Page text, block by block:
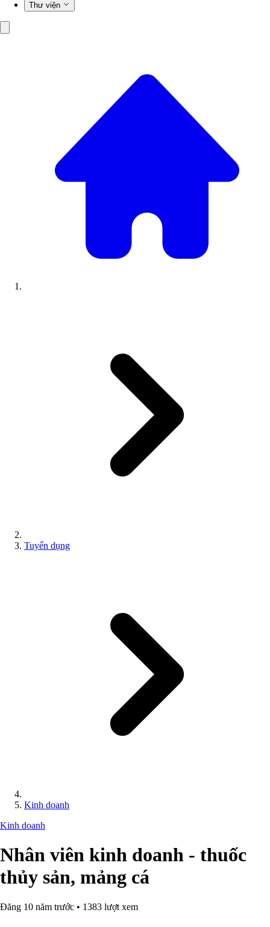
Thư viện
Tuyển dụng
Kinh doanh
Kinh doanh
Nhân viên kinh doanh - thuốc
thủy sản, mảng cá
Đăng 10 năm trước • 1383 lượt xem